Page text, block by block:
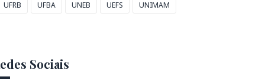
UFRB UFBA UNEB UEFS UNIMAM
Sociais